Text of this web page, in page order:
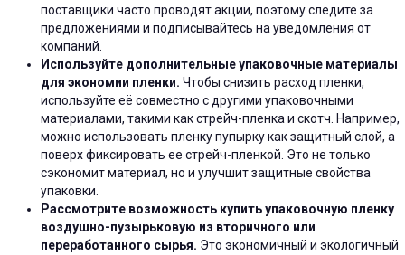
поставщики часто проводят акции, поэтому следите за
предложениями и подписывайтесь на уведомления от
компаний.
Используйте дополнительные упаковочные материалы
для экономии пленки. Чтобы снизить расход пленки,
используйте её совместно с другими упаковочными
материалами, такими как стрейч-пленка и скотч. Например,
можно использовать пленку пупырку как защитный слой, а
поверх фиксировать ее стрейч-пленкой. Это не только
сэкономит материал, но и улучшит защитные свойства
упаковки.
Рассмотрите возможность купить упаковочную пленку
воздушно-пузырьковую из вторичного или
переработанного сырья. Это экономичный и экологичный